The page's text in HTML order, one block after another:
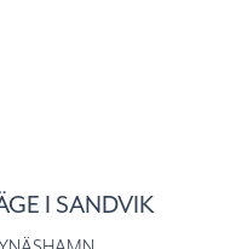
I SANDVIK